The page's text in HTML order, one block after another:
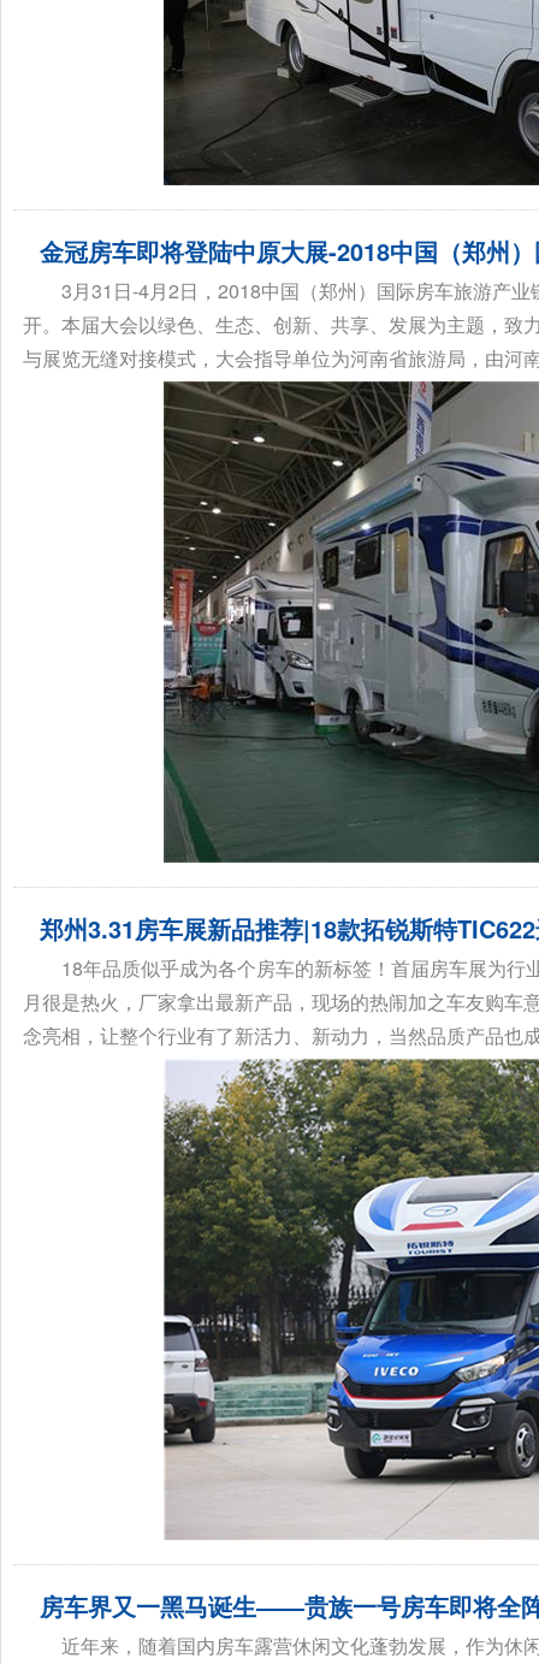
金冠房车即将登陆中原大展-2018中国（郑州
3月31日-4月2日，2018中国（郑州）国际房车旅游产
开。本届大会以绿色、生态、创新、共享、发展为主题，
与展览无缝对接模式，大会指导单位为河南省旅游局，由河
郑州3.31房车展新品推荐|18款拓锐斯特
18年品质似乎成为各个房车的新标签！首届房车展为
月很是热火，厂家拿出最新产品，现场的热闹加之车友购
念亮相，让整个行业有了新活力、新动力，当然品质产品也
房车界又一黑马诞生——贵族一号房车即将全
近年来，随着国内房车露营休闲文化蓬勃发展，作为